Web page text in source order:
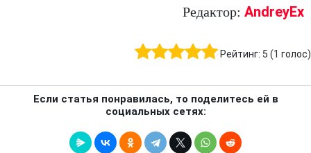
Редактор: AndreyEx
Рейтинг: 5 (1 голос)
Если статья понравилась, то поделитесь ей в
социальных сетях: